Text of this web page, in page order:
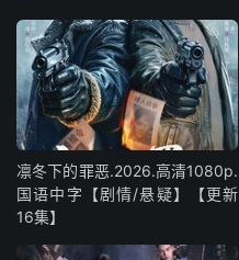
凛冬下的罪恶.2026.高清1080p.
国语中字【剧情/悬疑】【更新
16集】